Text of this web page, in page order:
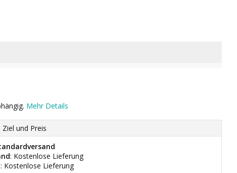
Mehr Details
Ziel und Preis
: Kostenlose Lieferung
: Kostenlose Lieferung